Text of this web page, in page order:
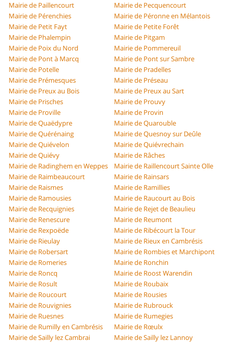
Mairie de Paillencourt
Mairie de Pecquencourt
Mairie de Pérenchies
Mairie de Péronne en Mélantois
Mairie de Petit Fayt
Mairie de Petite Forêt
Mairie de Phalempin
Mairie de Pitgam
Mairie de Poix du Nord
Mairie de Pommereuil
Mairie de Pont à Marcq
Mairie de Pont sur Sambre
Mairie de Potelle
Mairie de Pradelles
Mairie de Prémesques
Mairie de Préseau
Mairie de Preux au Bois
Mairie de Preux au Sart
Mairie de Prisches
Mairie de Prouvy
Mairie de Proville
Mairie de Provin
Mairie de Quaëdypre
Mairie de Quarouble
Mairie de Quérénaing
Mairie de Quesnoy sur Deûle
Mairie de Quiévelon
Mairie de Quiévrechain
Mairie de Quiévy
Mairie de Râches
Mairie de Radinghem en Weppes
Mairie de Raillencourt Sainte Olle
Mairie de Raimbeaucourt
Mairie de Rainsars
Mairie de Raismes
Mairie de Ramillies
Mairie de Ramousies
Mairie de Raucourt au Bois
Mairie de Recquignies
Mairie de Rejet de Beaulieu
Mairie de Renescure
Mairie de Reumont
Mairie de Rexpoëde
Mairie de Ribécourt la Tour
Mairie de Rieulay
Mairie de Rieux en Cambrésis
Mairie de Robersart
Mairie de Rombies et Marchipont
Mairie de Romeries
Mairie de Ronchin
Mairie de Roncq
Mairie de Roost Warendin
Mairie de Rosult
Mairie de Roubaix
Mairie de Roucourt
Mairie de Rousies
Mairie de Rouvignies
Mairie de Rubrouck
Mairie de Ruesnes
Mairie de Rumegies
Mairie de Rumilly en Cambrésis
Mairie de Rœulx
Mairie de Sailly lez Cambrai
Mairie de Sailly lez Lannoy